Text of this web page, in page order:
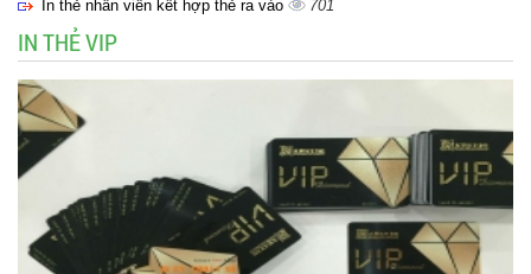
In thẻ nhân viên kết hợp thẻ ra vào
701
IN THẺ VIP